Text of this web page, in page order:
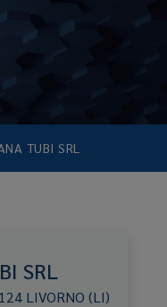
TUBI SRL
SRL
LIVORNO (LI)